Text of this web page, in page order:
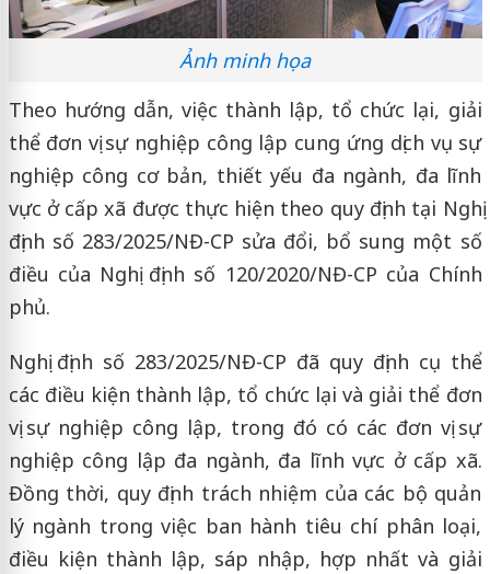
Ảnh minh họa
Theo hướng dẫn, việc thành lập, tổ chức lại, giải
thể đơn vị sự nghiệp công lập cung ứng dịch vụ sự
nghiệp công cơ bản, thiết yếu đa ngành, đa lĩnh
vực ở cấp xã được thực hiện theo quy định tại Nghị
định số 283/2025/NĐ-CP sửa đổi, bổ sung một số
điều của Nghị định số 120/2020/NĐ-CP của Chính
phủ.
Nghị định số 283/2025/NĐ-CP đã quy định cụ thể
các điều kiện thành lập, tổ chức lại và giải thể đơn
vị sự nghiệp công lập, trong đó có các đơn vị sự
nghiệp công lập đa ngành, đa lĩnh vực ở cấp xã.
Đồng thời, quy định trách nhiệm của các bộ quản
lý ngành trong việc ban hành tiêu chí phân loại,
điều kiện thành lập, sáp nhập, hợp nhất và giải